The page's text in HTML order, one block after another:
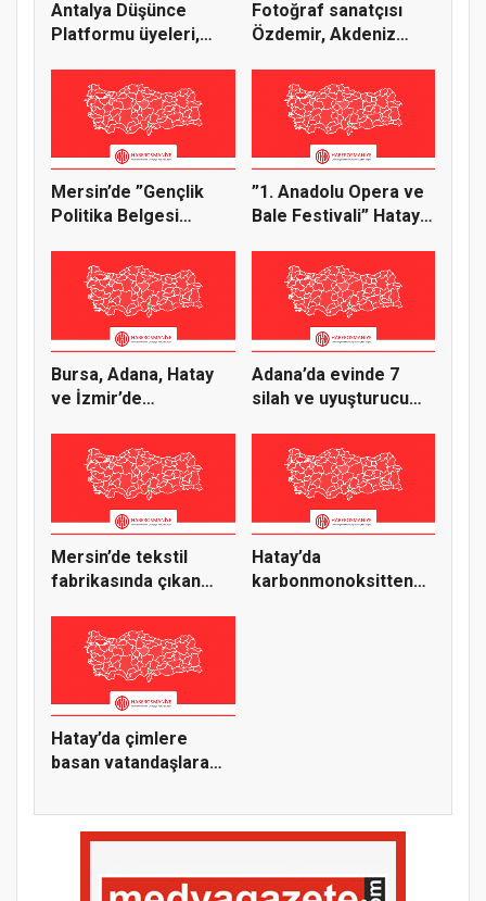
Antalya Düşünce
Platformu üyeleri,
Fotoğraf sanatçısı
Özdemir, Akdeniz
Mersin’de ”Gençlik
Politika Belgesi
”1. Anadolu Opera ve
Bale Festivali” Hatay
Bursa, Adana, Hatay
ve İzmir’de
Adana’da evinde 7
silah ve uyuşturucu
Mersin’de tekstil
fabrikasında çıkan
Hatay’da
karbonmonoksitten
Hatay’da çimlere
basan vatandaşlara